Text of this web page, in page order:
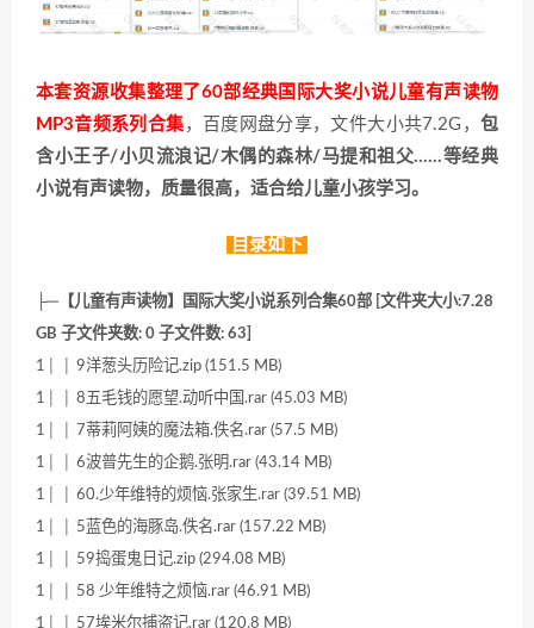
本套资源收集整理了60部经典国际大奖小说儿童有声读物
MP3音频系列合集 ，百度网盘分享，文件大小共7.2G，包
含小王子/小贝流浪记/木偶的森林/马提和祖父……等经典
小说有声读物，质量很高，适合给儿童小孩学习。
目录如下
├─【儿童有声读物】国际大奖小说系列合集60部 [文件夹大小:7.28
GB 子文件夹数: 0 子文件数: 63]
1│ │ 9洋葱头历险记.zip (151.5 MB)
1│ │ 8五毛钱的愿望.动听中国.rar (45.03 MB)
1│ │ 7蒂莉阿姨的魔法箱.佚名.rar (57.5 MB)
1│ │ 6波普先生的企鹅.张明.rar (43.14 MB)
1│ │ 60.少年维特的烦恼.张家生.rar (39.51 MB)
1│ │ 5蓝色的海豚岛.佚名.rar (157.22 MB)
1│ │ 59捣蛋鬼日记.zip (294.08 MB)
1│ │ 58 少年维特之烦恼.rar (46.91 MB)
1│ │ 57埃米尔捕盗记.rar (120.8 MB)